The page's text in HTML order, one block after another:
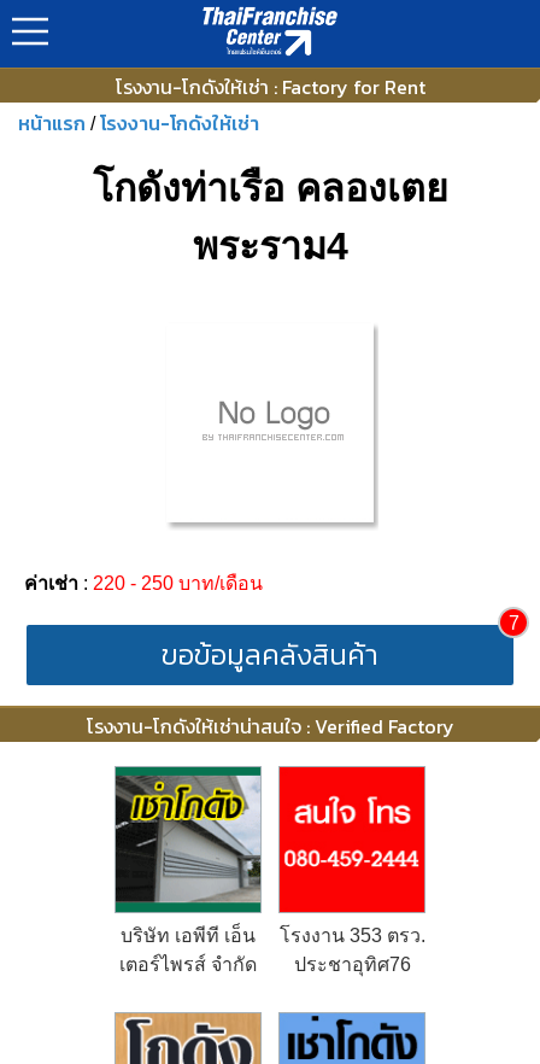
โรงงาน-โกดังให้เช่า : Factory for Rent
หน้าแรก /โรงงาน-โกดังให้เช่า
โกดังท่าเรือ คลองเตย
พระราม4
ค่าเช่า : 220 - 250 บาท/เดือน
ขอข้อมูลคลังสินค้า
7
โรงงาน-โกดังให้เช่าน่าสนใจ : Verified Factory
บริษัท เอพีที เอ็น
เตอร์ไพรส์ จำกัด
โรงงาน 353 ตรว.
ประชาอุทิศ76